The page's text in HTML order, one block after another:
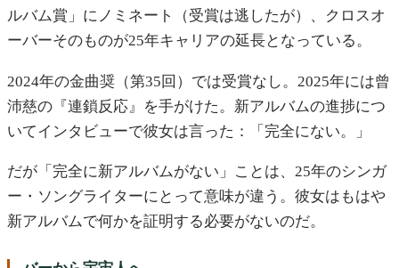
ルバム賞」にノミネート（受賞は逃したが）、クロスオ
ーバーそのものが25年キャリアの延長となっている。
2024年の金曲奨（第35回）では受賞なし。2025年には曾
沛慈の『連鎖反応』を手がけた。新アルバムの進捗につ
いてインタビューで彼女は言った：「完全にない。」
だが「完全に新アルバムがない」ことは、25年のシンガ
ー・ソングライターにとって意味が違う。彼女はもはや
新アルバムで何かを証明する必要がないのだ。